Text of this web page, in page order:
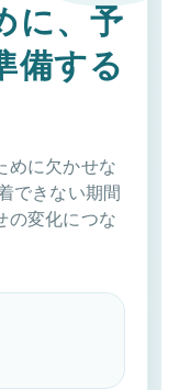
に、予
備する
めに欠かせな
できない期間
の変化につな